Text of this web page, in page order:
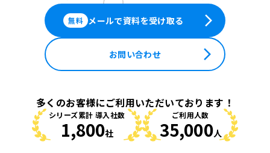
無料 メールで資料を受け取る arrow_forward_ios
お問い合わせ arrow_forward_ios
多くのお客様にご利用いただいております！
シリーズ累計 導入社数
1,800社
ご利用人数
35,000人